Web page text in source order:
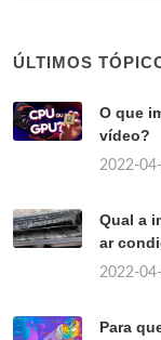
ÚLTIMOS
O que
vídeo?
2022-
Qual a
ar
2022-
Para